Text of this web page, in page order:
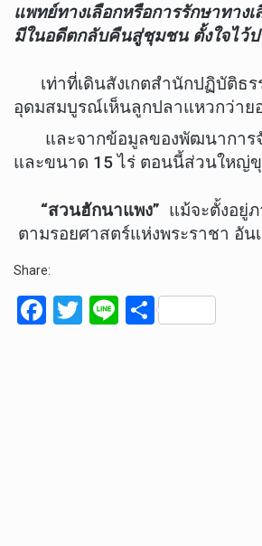
แพทย์ทางเลือกหรือการรักษาทา
มีในอดีตกลับคืนสู่ชุมชน ตั้งใจไว้
เท่าที่เดินสังเกตสำนักปฏิบัติธร
อุดมสมบูรณ์เห็นลูกปลาแหวกว่าย
และจากข้อมูลของพัฒนาการจั
และขนาด 15 ไร่ ตอนนี้ส่วนใหญ่ขุ
“สวนฮักนาแพง” แม้จะตั้งอยู่
ตามรอยศาสตร์แห่งพระราชา อัน
Share:
F
T
Li S